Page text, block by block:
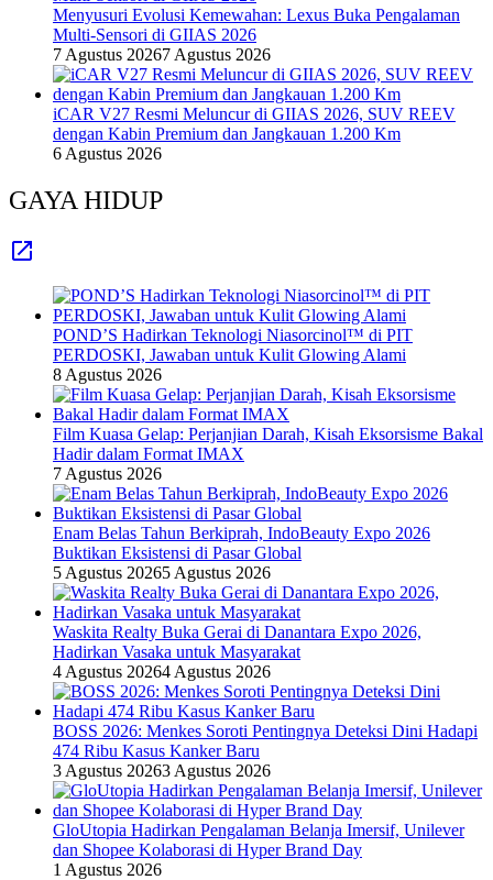
Menyusuri Evolusi Kemewahan: Lexus Buka Pengalaman
Multi-Sensori di GIIAS 2026
7 Agustus 20267 Agustus 2026
iCAR V27 Resmi Meluncur di GIIAS 2026, SUV REEV
dengan Kabin Premium dan Jangkauan 1.200 Km
6 Agustus 2026
GAYA HIDUP
POND’S Hadirkan Teknologi Niasorcinol™ di PIT
PERDOSKI, Jawaban untuk Kulit Glowing Alami
8 Agustus 2026
Film Kuasa Gelap: Perjanjian Darah, Kisah Eksorsisme Bakal
Hadir dalam Format IMAX
7 Agustus 2026
Enam Belas Tahun Berkiprah, IndoBeauty Expo 2026
Buktikan Eksistensi di Pasar Global
5 Agustus 20265 Agustus 2026
Waskita Realty Buka Gerai di Danantara Expo 2026,
Hadirkan Vasaka untuk Masyarakat
4 Agustus 20264 Agustus 2026
BOSS 2026: Menkes Soroti Pentingnya Deteksi Dini Hadapi
474 Ribu Kasus Kanker Baru
3 Agustus 20263 Agustus 2026
GloUtopia Hadirkan Pengalaman Belanja Imersif, Unilever
dan Shopee Kolaborasi di Hyper Brand Day
1 Agustus 2026